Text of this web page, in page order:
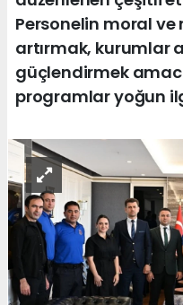
Personelin moral
artırmak, kurumlar
güçlendirmek
programlar yoğun